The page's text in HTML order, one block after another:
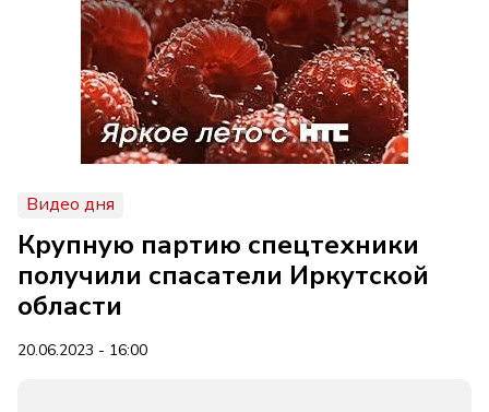
Видео дня
Крупную партию спецтехники
получили спасатели Иркутской
области
20.06.2023 - 16:00